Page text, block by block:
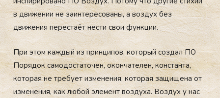
в движении не заинтересованы, а воздух без
движения перестаёт нести свои функции.
При этом каждый из принципов, который создал ПО
Порядок самодостаточен, окончателен, константа,
которая не требует изменения, которая защищена от
изменения, как любой элемент воздуха. Воздух у нас